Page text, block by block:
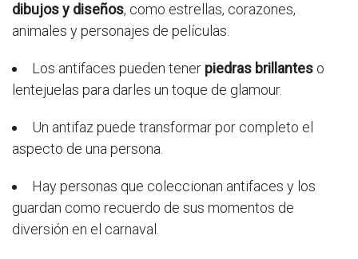
dibujos y diseños, como estrellas, corazones,
animales y personajes de películas.
Los antifaces pueden tener piedras brillantes o
lentejuelas para darles un toque de glamour.
Un antifaz puede transformar por completo el
aspecto de una persona.
Hay personas que coleccionan antifaces y los
guardan como recuerdo de sus momentos de
diversión en el carnaval.